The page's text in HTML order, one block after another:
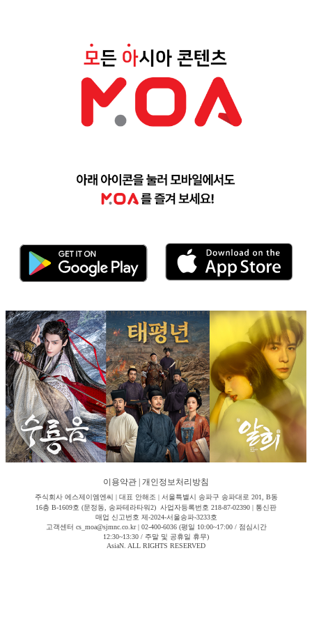
이용약관 개인정보처리방침
주식회사 에스제이엠엔씨 | 대표 안해조 | 서울특별시 송파구 송파대로 201, B동
16층 B-1609호 (문정동, 송파테라타워2) 사업자등록번호 218-87-02390 | 통신판
매업 신고번호 제-2024-서울송파-3233호
고객센터 cs_moa@sjmnc.co.kr | 02-400-6036 (평일 10:00~17:00 / 점심시간
12:30~13:30 / 주말 및 공휴일 휴무)
AsiaN. ALL RIGHTS RESERVED